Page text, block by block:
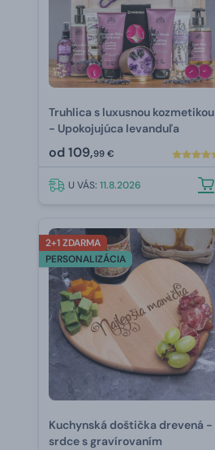
Truhlica s luxusnou kozmetikou
- Upokojujúca levanduľa
od109,99 €
U VÁS: 11.8.2026
2+1 ZDARMA
PERSONALIZÁCIA
Kuchynská doštička drevená -
srdce s gravírovaním